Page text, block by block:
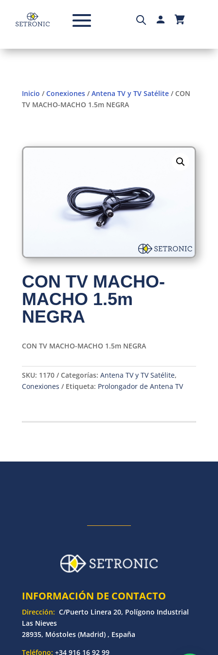
Inicio /Conexiones/Antena TV y TV Satélite/ CON
TV MACHO-MACHO 1.5m NEGRA
CON TV MACHO-
MACHO 1.5m
NEGRA
CON TV MACHO-MACHO 1.5m NEGRA
SKU: 1170 Categorías: Antena TV y TV Satélite,
Conexiones
Etiqueta: Prolongador de Antena TV
INFORMACIÓN DE CONTACTO
Dirección: C/Puerto Linera 20, Polígono Industrial
Las Nieves
28935, Móstoles (Madrid) , España
Teléfono: +34 916 16 92 99